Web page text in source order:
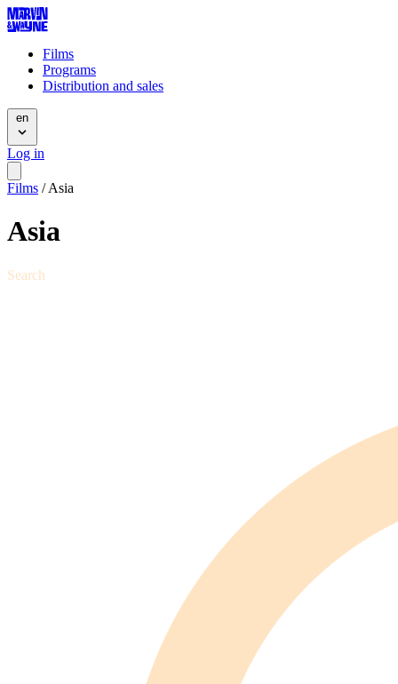
Films
Programs
Distribution and sales
en
Log in
Films / Asia
Asia
Search